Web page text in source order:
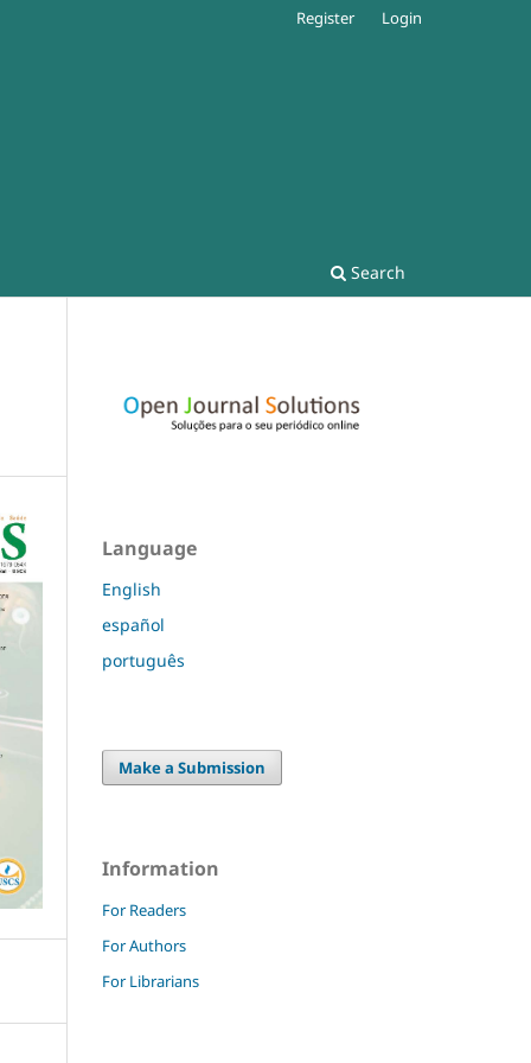
Search
Register Login
Language
English
español
português
Make a Submission
Information
For Readers
For Authors
For Librarians